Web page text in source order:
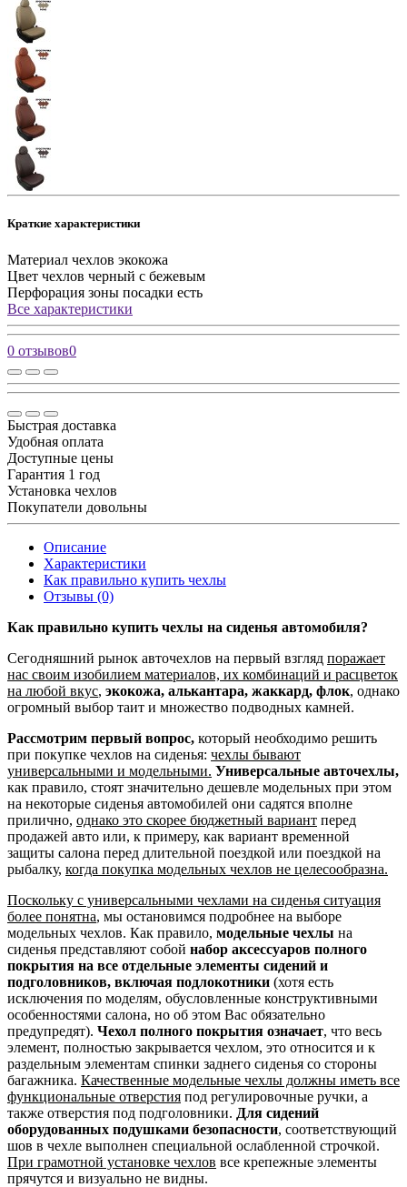
Краткие характеристики
Материал чехлов экокожа
Цвет чехлов черный с бежевым
Перфорация зоны посадки есть
Все характеристики
0 отзывов0
Быстрая доставка
Удобная оплата
Доступные цены
Гарантия 1 год
Установка чехлов
Покупатели довольны
Описание
Характеристики
Как правильно купить чехлы
Отзывы (0)
Как правильно купить чехлы на сиденья автомобиля?
Сегодняшний рынок авточехлов на первый взгляд поражает
нас своим изобилием материалов, их комбинаций и расцветок
на любой вкус, экокожа, алькантара, жаккард, флок, однако
огромный выбор таит и множество подводных камней.
Рассмотрим первый вопрос, который необходимо решить
при покупке чехлов на сиденья: чехлы бывают
универсальными и модельными. Универсальные авточехлы,
как правило, стоят значительно дешевле модельных при этом
на некоторые сиденья автомобилей они садятся вполне
прилично, однако это скорее бюджетный вариант перед
продажей авто или, к примеру, как вариант временной
защиты салона перед длительной поездкой или поездкой на
рыбалку, когда покупка модельных чехлов не целесообразна.
Поскольку с универсальными чехлами на сиденья ситуация
более понятна, мы остановимся подробнее на выборе
модельных чехлов. Как правило, модельные чехлы на
сиденья представляют собой набор аксессуаров полного
покрытия на все отдельные элементы сидений и
подголовников, включая подлокотники (хотя есть
исключения по моделям, обусловленные конструктивными
особенностями салона, но об этом Вас обязательно
предупредят). Чехол полного покрытия означает, что весь
элемент, полностью закрывается чехлом, это относится и к
раздельным элементам спинки заднего сиденья со стороны
багажника. Качественные модельные чехлы должны иметь все
функциональные отверстия под регулировочные ручки, а
также отверстия под подголовники. Для сидений
оборудованных подушками безопасности, соответствующий
шов в чехле выполнен специальной ослабленной строчкой.
При грамотной установке чехлов все крепежные элементы
прячутся и визуально не видны.